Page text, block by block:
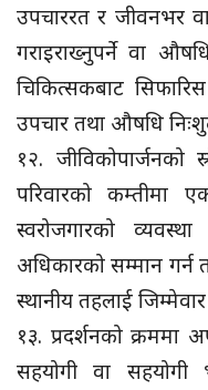
उपचाररत र जीवनभर
गराइराख्नुपर्ने वा
चिकित्सकबाट
उपचार तथा औषधि
१२.
परिवारको कम्तीमा
स्वरोजगारको
अधिकारको सम्मान गर्न
स्थानीय तहलाई
१३. प्रदर्शनको
सहयोगी वा सहयोगी